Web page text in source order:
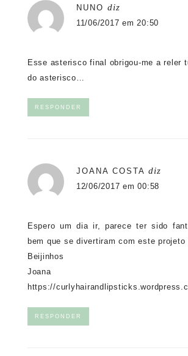
NUNO diz
11/06/2017 em 20:50
Esse asterisco final obrigou-me a reler
do asterisco…
RESPONDER
JOANA COSTA diz
12/06/2017 em 00:58
Espero um dia ir, parece ter sido
bem que se divertiram com este projeto
Beijinhos
Joana
https://
RESPONDER